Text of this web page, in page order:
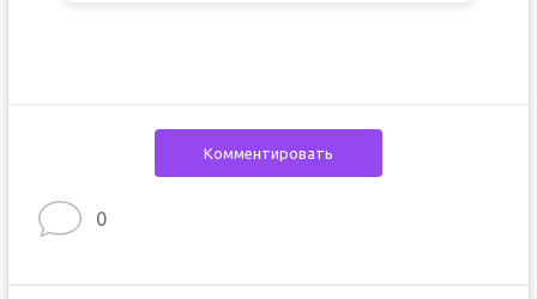
Комментировать
0